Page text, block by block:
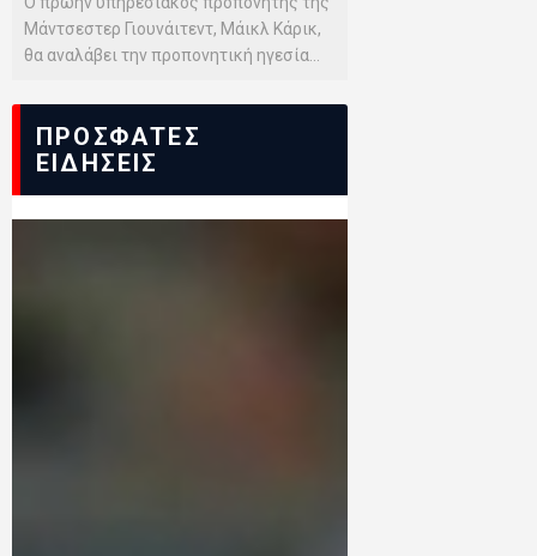
Μάντσεστερ Γιουνάιτεντ, Μάικλ Κάρικ,
θα αναλάβει την προπονητική ηγεσία...
ΠΡΟΣΦΑΤΕΣ
ΕΙΔΗΣΕΙΣ